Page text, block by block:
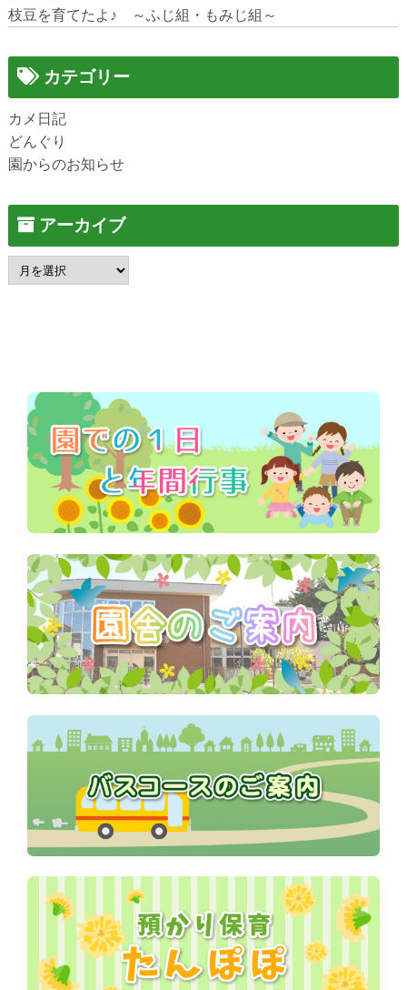
枝豆を育てたよ♪ ～ふじ組・もみじ組～
カテゴリー
カメ日記
どんぐり
園からのお知らせ
アーカイブ